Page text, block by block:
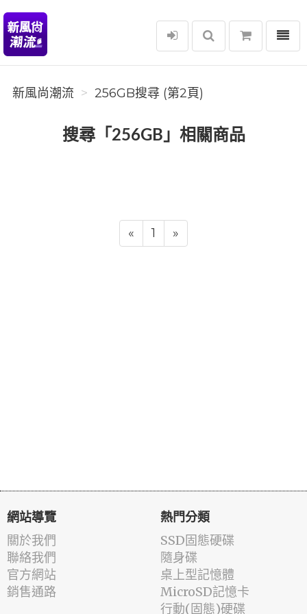
新風尚潮流
選單
新風尚潮流 256GB搜尋 (第2頁)
搜尋「256GB」相關商品
« 1 »
網站導覽
關於我們
聯絡我們
官方網站
銷售通路
熱門分類
SSD固態硬碟
隨身碟
桌上型記憶體
MicroSD記憶卡
行動(固態)硬碟